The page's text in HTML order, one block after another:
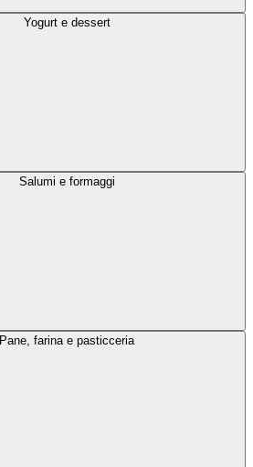
Yogurt e dessert
Salumi e formaggi
Pane, farina e pasticceria